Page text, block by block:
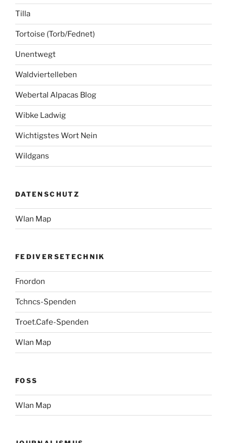
Tilla
Tortoise (Torb/Fednet)
Unentwegt
Waldviertelleben
Webertal Alpacas Blog
Wibke Ladwig
Wichtigstes Wort Nein
Wildgans
DATENSCHUTZ
Wlan Map
FEDIVERSETECHNIK
Fnordon
Tchncs-Spenden
Troet.Cafe-Spenden
Wlan Map
FOSS
Wlan Map